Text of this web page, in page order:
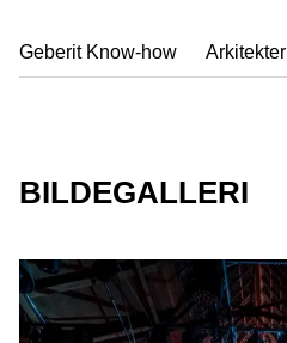
Geberit Know-how Arkitekter
BILDEGALLERI